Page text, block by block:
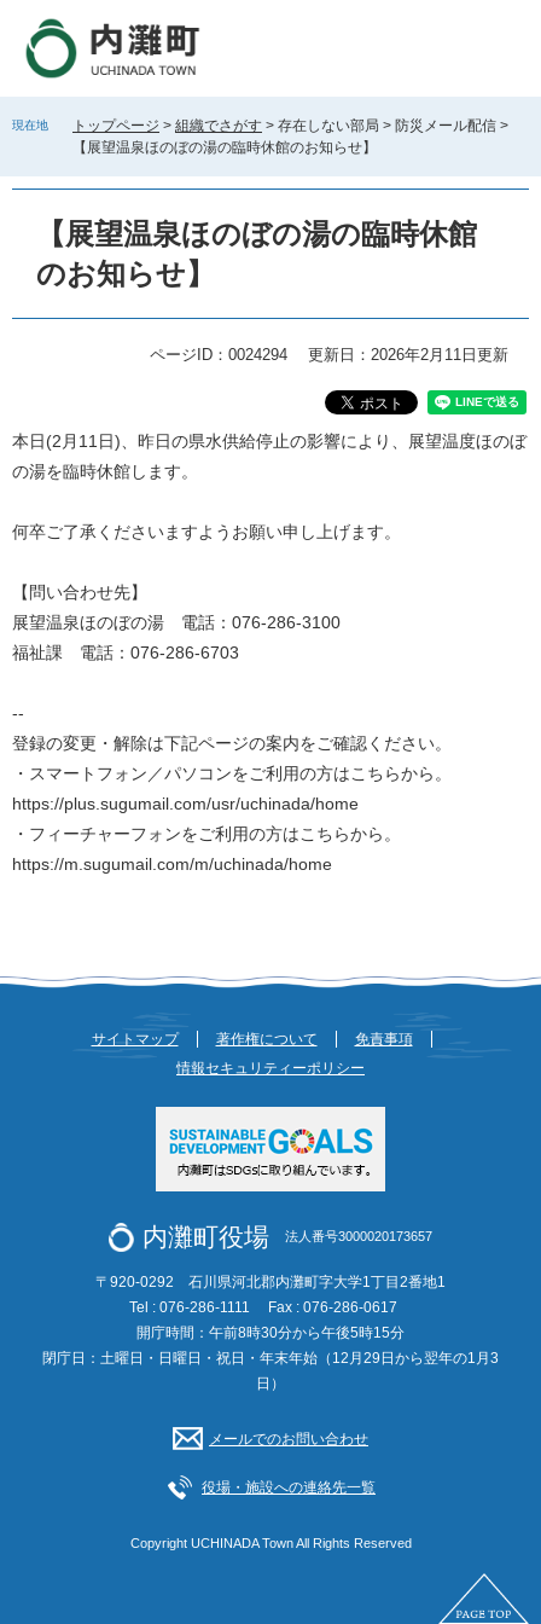
す
し
現在地 トップページ > 組織でさがす > 存在しない部局 > 防災メール配信 >
【展望温泉ほのぼの湯の臨時休館のお知らせ】
【展望温泉ほのぼの湯の臨時休館
のお知らせ】
ページID：0024294 更新日：2026年2月11日更新
本
文
本日(2月11日)、昨日の県水供給停止の影響により、展望温度ほのぼ
の湯を臨時休館します。
何卒ご了承くださいますようお願い申し上げます。
【問い合わせ先】
展望温泉ほのぼの湯 電話：076-286-3100
福祉課 電話：076-286-6703
--
登録の変更・解除は下記ページの案内をご確認ください。
・スマートフォン／パソコンをご利用の方はこちらから。
https://plus.sugumail.com/usr/uchinada/home
・フィーチャーフォンをご利用の方はこちらから。
https://m.sugumail.com/m/uchinada/home
サイトマップ 著作権について
免責事項
情報セキュリティーポリシー
内灘町役場 法人番号3000020173657
〒920-0292 石川県河北郡内灘町字大学1丁目2番地1
Tel : 076-286-1111
Fax : 076-286-0617
開庁時間：午前8時30分から午後5時15分
閉庁日：土曜日・日曜日・祝日・年末年始（12月29日から翌年の1月3
日）
メールでのお問い合わせ
役場・施設への連絡先一覧
Copyright UCHINADA Town All Rights Reserved